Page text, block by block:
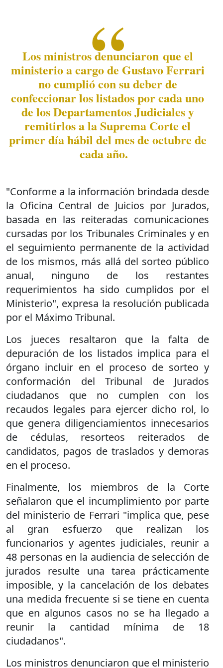
Los ministros denunciaron que el
ministerio a cargo de Gustavo Ferrari
no cumplió con su deber de
confeccionar los listados por cada uno
de los Departamentos Judiciales y
remitirlos a la Suprema Corte el
primer día hábil del mes de octubre de
cada año.
"Conforme a la información brindada desde
la Oficina Central de Juicios por Jurados,
basada en las reiteradas comunicaciones
cursadas por los Tribunales Criminales y en
el seguimiento permanente de la actividad
de los mismos, más allá del sorteo público
anual, ninguno de los restantes
requerimientos ha sido cumplidos por el
Ministerio", expresa la resolución publicada
por el Máximo Tribunal.
Los jueces resaltaron que la falta de
depuración de los listados implica para el
órgano incluir en el proceso de sorteo y
conformación del Tribunal de Jurados
ciudadanos que no cumplen con los
recaudos legales para ejercer dicho rol, lo
que genera diligenciamientos innecesarios
de cédulas, resorteos reiterados de
candidatos, pagos de traslados y demoras
en el proceso.
Finalmente, los miembros de la Corte
señalaron que el incumplimiento por parte
del ministerio de Ferrari "implica que, pese
al gran esfuerzo que realizan los
funcionarios y agentes judiciales, reunir a
48 personas en la audiencia de selección de
jurados resulte una tarea prácticamente
imposible, y la cancelación de los debates
una medida frecuente si se tiene en cuenta
que en algunos casos no se ha llegado a
reunir la cantidad mínima de 18
ciudadanos".
Los ministros denunciaron que el ministerio